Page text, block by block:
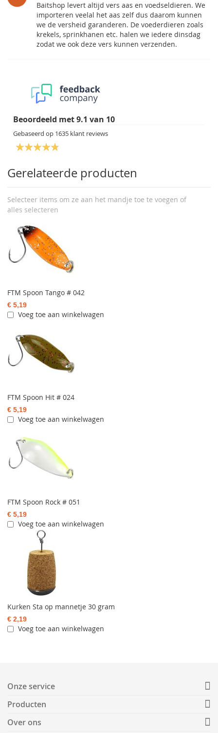
Baitshop levert altijd vers aas en voedseldieren. We
importeren veelal het aas zelf dus daarom kunnen
we de versheid garanderen. De voederdieren zoals
krekels, sprinkhanen etc. halen we iedere dinsdag
zodat we ook deze vers kunnen verzenden.
Beoordeeld met9.1 van 10
Gebaseerd op 1635 klant reviews
Gerelateerde producten
Selecteer items om ze aan het mandje toe te voegen of
alles selecteren
FTM Spoon Tango # 042
€ 5,19
Voeg toe aan winkelwagen
FTM Spoon Hit # 024
€ 5,19
Voeg toe aan winkelwagen
FTM Spoon Rock # 051
€ 5,19
Voeg toe aan winkelwagen
Kurken Sta op mannetje 30 gram
€ 2,19
Voeg toe aan winkelwagen
Onze service
Producten
Over ons